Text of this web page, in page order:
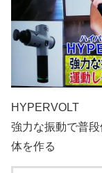
HYPERVOLT
強力な振動で普
体を作る